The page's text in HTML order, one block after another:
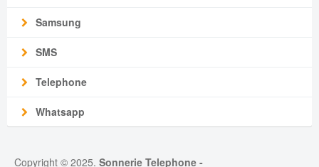
Samsung
SMS
Telephone
Whatsapp
Copyright © 2025. Sonnerie Telephone -